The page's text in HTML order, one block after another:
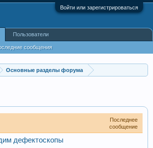
Войти или зарегистрироваться
Основные разделы форума
Последнее
сообщение
дефектоскопы
сообщения
Пользователи